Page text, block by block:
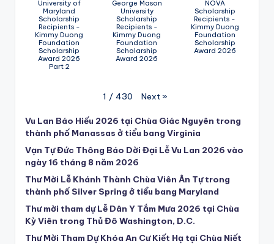
University of
Maryland
Scholarship
Recipients -
Kimmy Duong
Foundation
Scholarship
Award 2026
Part 2
George Mason
University
Scholarship
Recipients -
Kimmy Duong
Foundation
Scholarship
Award 2026
NOVA
Scholarship
Recipients -
Kimmy Duong
Foundation
Scholarship
Award 2026
1 / 430 Next »
Vu Lan Báo Hiếu 2026 tại Chùa Giác Nguyên trong
thành phố Manassas ở tiểu bang Virginia
Vạn Tự Đức Thông Báo Dời Đại Lễ Vu Lan 2026 vào
ngày 16 tháng 8 năm 2026
Thư Mời Lễ Khánh Thành Chùa Viên Ân Tự trong
thành phố Silver Spring ở tiểu bang Maryland
Thư mời tham dự Lễ Dân Y Tắm Mưa 2026 tại Chùa
Kỳ Viên trong Thủ Đô Washington, D.C.
Thư Mời Tham Dự Khóa An Cư Kiết Hạ tại Chùa Niết